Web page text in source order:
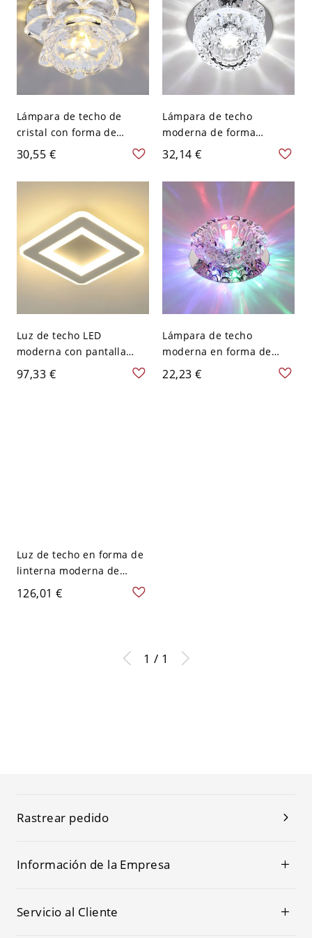
Lámpara de techo de
cristal con forma de
cuenco moderno y
agujero de 2-3,5'' de
diámetro - 110 A 120 V
30,55 €
Lámpara de techo
moderna de forma
esférica con cristal y 2
luces con agujero de 2-3''
de diámetro - 110 A 120 V
Blanco
32,14 €
Luz de techo LED
moderna con pantalla
acrílica y 2 luces - 110 A
120 V Cuadro Blanco
97,33 €
Lámpara de techo
moderna en forma de
cuenco con cristal, 2 luces
y agujero de 2-3.5'' de
22,23 €
Luz de techo en forma de
linterna moderna de
aluminio para sala de
estar con foco semi
126,01 €
1 / 1
Rastrear pedido
Información de la Empresa
Servicio al Cliente